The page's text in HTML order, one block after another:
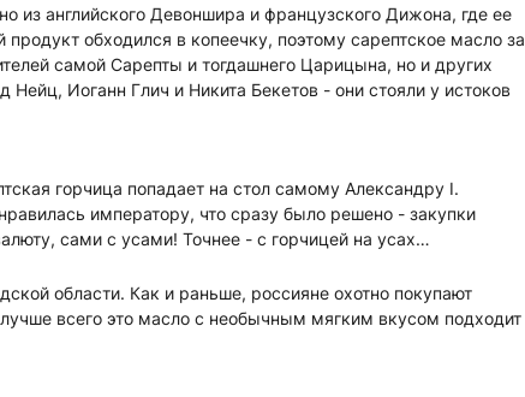
из английского Девоншира и французского Дижона, где ее
обходился в копеечку, поэтому сарептское масло за
самой Сарепты и тогдашнего Царицына, но и других
Иоганн Глич и Никита Бекетов - они стояли у истоков
горчица попадает на стол самому Александру I.
императору, что сразу было решено - закупки
сами с усами! Точнее - с горчицей на усах…
области. Как и раньше, россияне охотно покупают
всего это масло с необычным мягким вкусом подходит